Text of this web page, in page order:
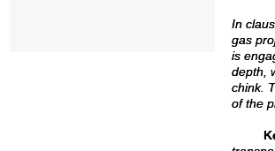
In
gas
is
depth,
chink.
of the
Key